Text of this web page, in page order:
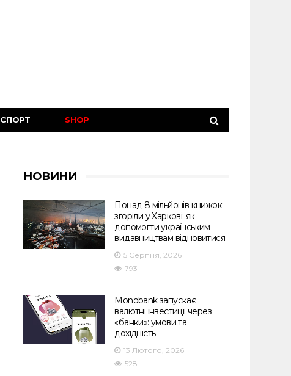
СПОРТ SHOP
НОВИНИ
Понад 8 мільйонів книжок
згоріли у Харкові: як
допомогти українським
видавництвам відновитися
5 Серпня, 2026
793
Monobank запускає
валютні інвестиції через
«банки»: умови та
дохідність
13 Лютого, 2026
528